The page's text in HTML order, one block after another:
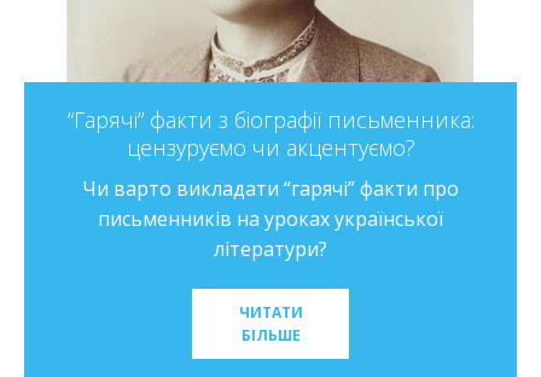
“Гарячі” факти з біографії письменника:
цензуруємо чи акцентуємо?
Чи варто викладати “гарячі” факти про
письменників на уроках української
літератури?
ЧИТАТИ
БІЛЬШЕ